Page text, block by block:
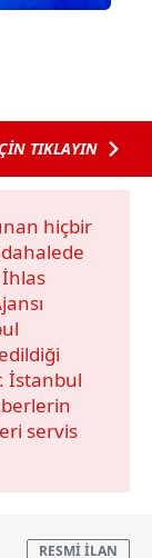
işlevsel
amaçlarıyla
panel
detaylı bilgi
uyarınca
ve sitemizde
TIKLAYIN
hiçbir
İhlas
İstanbul
servis